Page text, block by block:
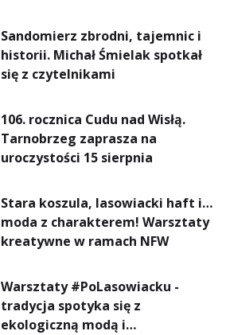
Sandomierz zbrodni, tajemnic i
historii. Michał Śmielak spotkał
się z czytelnikami
106. rocznica Cudu nad Wisłą.
Tarnobrzeg zaprasza na
uroczystości 15 sierpnia
Stara koszula, lasowiacki haft i…
moda z charakterem! Warsztaty
kreatywne w ramach NFW
Warsztaty #PoLasowiacku -
tradycja spotyka się z
ekologiczną modą i